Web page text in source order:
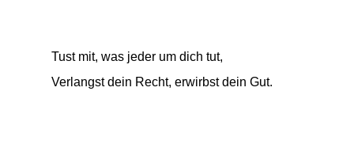
Tust mit, was jeder um dich tut,
Verlangst dein Recht, erwirbst dein Gut.